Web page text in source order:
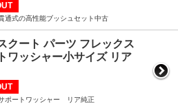
通式の高性能ブッシュセット中古
クート パーツ フレックス
ワッシャー小サイズ リア
ポートワッシャー リア純正